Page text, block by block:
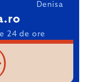
Denisa
24 de ore